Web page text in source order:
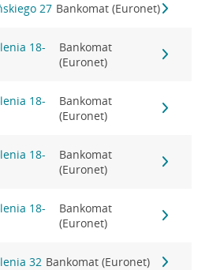
27 Bankomat (Euronet)
18-
Bankomat
(Euronet)
18-
Bankomat
(Euronet)
18-
Bankomat
(Euronet)
18-
Bankomat
(Euronet)
32 Bankomat (Euronet)